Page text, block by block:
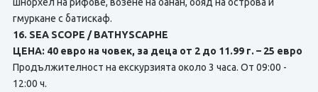
гмуркане с батискаф.
16. SEA SCOPE / BATHYSCAPHE
ЦЕНА: 40 евро на човек, за деца от 2 до 11.99 г. – 25 евро
Продължителност на екскурзията около 3 часа. От 09:00 -
12:00 ч.